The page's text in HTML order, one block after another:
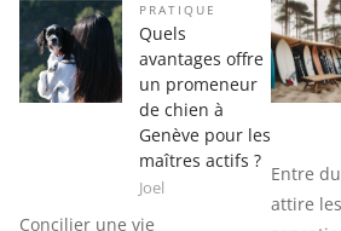
PRATIQUE
Quels
avantages offre
un promeneur
de chien à
Genève pour les
maîtres actifs ?
Joel
Concilier une vie
Entre
attire